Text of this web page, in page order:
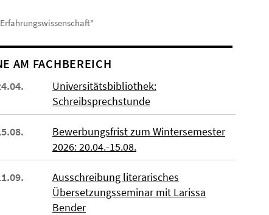
AM FACHBEREICH
Universitätsbibliothek:
Schreibsprechstunde
Bewerbungsfrist zum Wintersemester
2026: 20.04.-15.08.
Ausschreibung literarisches
Übersetzungsseminar mit Larissa
Bender